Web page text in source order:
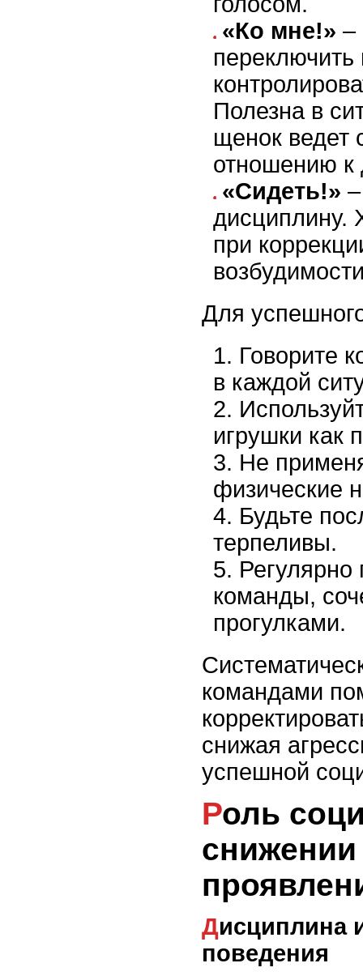
«Ко мне!» –
Полезна в
щенок ведет
отношению к
«Сидеть!»
дисциплину.
при
Для
Говорите
в каждой
игрушки как
Не
физические
Будьте
терпеливы.
Регулярно
команды,
прогулками.
командами
снижая
успешной
Роль социализации в
Дисциплина и корректировка
поведения